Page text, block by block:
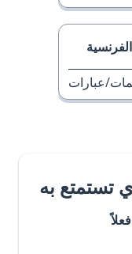
عبارات
تستمتع به